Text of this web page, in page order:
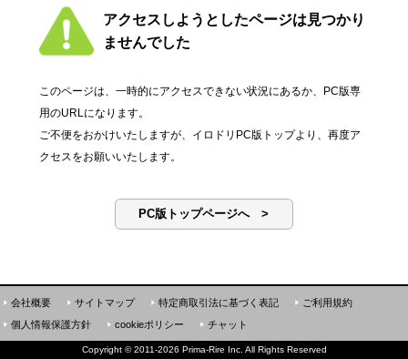
アクセスしようとしたページは見つかり
ませんでした
このページは、一時的にアクセスできない状況にあるか、PC版専
用のURLになります。
ご不便をおかけいたしますが、イロドリPC版トップより、再度ア
クセスをお願いいたします。
PC版トップページへ >
会社概要 サイトマップ 特定商取引法に基づく表記
ご利用規約
個人情報保護方針
cookieポリシー チャット
Copyright ©2011-2026 Prima-Rire Inc. All Rights Reserved